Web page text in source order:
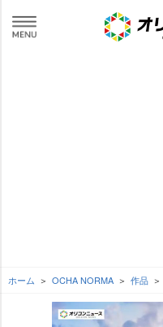
ホーム OCHA NORMA 作品